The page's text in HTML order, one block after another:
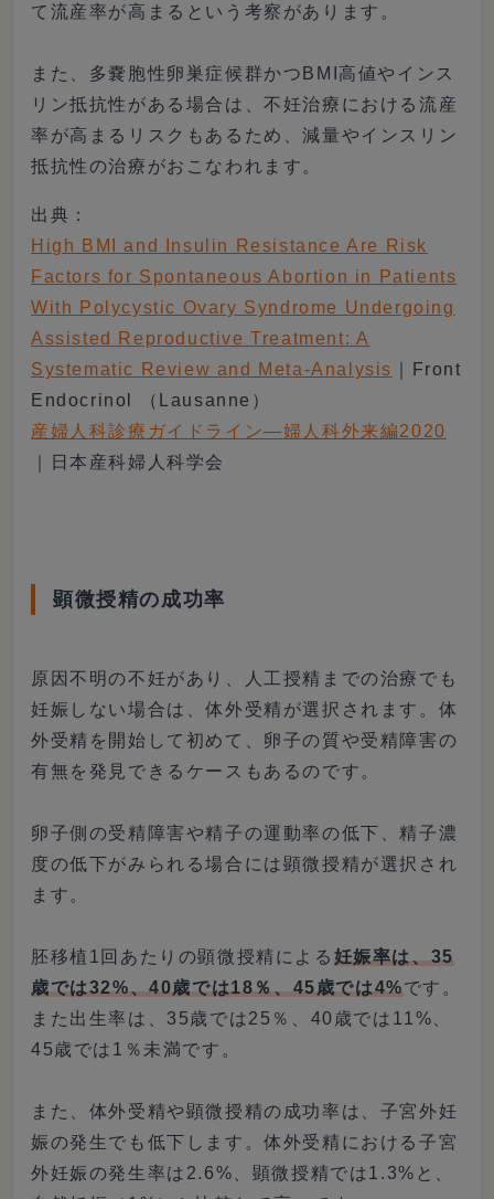
て流産率が高まるという考察があります。
また、多嚢胞性卵巣症候群かつBMI高値やインス
リン抵抗性がある場合は、不妊治療における流産
率が高まるリスクもあるため、減量やインスリン
抵抗性の治療がおこなわれます。
出典：
High BMI and Insulin Resistance Are Risk
Factors for Spontaneous Abortion in Patients
With Polycystic Ovary Syndrome Undergoing
Assisted Reproductive Treatment: A
Systematic Review and Meta-Analysis
｜Front
Endocrinol （Lausanne）
産婦人科診療ガイドライン―婦人科外来編2020
｜日本産科婦人科学会
顕微授精の成功率
原因不明の不妊があり、人工授精までの治療でも
妊娠しない場合は、体外受精が選択されます。体
外受精を開始して初めて、卵子の質や受精障害の
有無を発見できるケースもあるのです。
卵子側の受精障害や精子の運動率の低下、精子濃
度の低下がみられる場合には顕微授精が選択され
ます。
胚移植1回あたりの顕微授精による 妊娠率は、35
歳では32%、40歳では18％、45歳では4%です。
また出生率は、35歳では25％、40歳では11%、
45歳では1％未満です。
また、体外受精や顕微授精の成功率は、子宮外妊
娠の発生でも低下します。体外受精における子宮
外妊娠の発生率は2.6%、顕微授精では1.3%と、